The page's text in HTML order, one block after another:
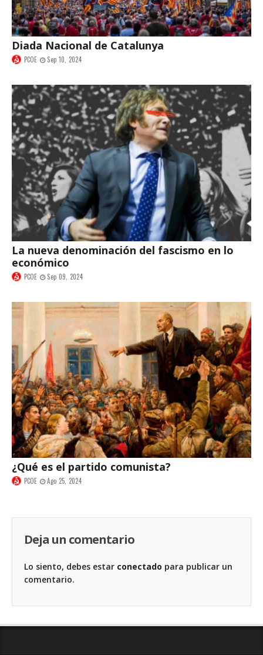
Diada Nacional de Catalunya
PCOE Sep 10, 2024
La nueva denominación del fascismo en lo
económico
PCOE Sep 09, 2024
¿Qué es el partido comunista?
PCOE Ago 25, 2024
Deja un comentario
Lo siento, debes estar conectado para publicar un
comentario.